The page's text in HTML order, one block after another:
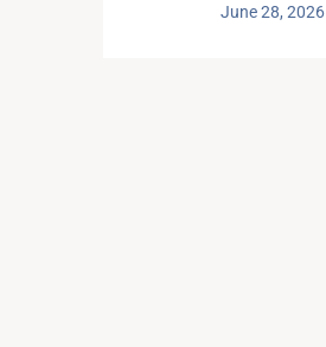
June 28, 2026